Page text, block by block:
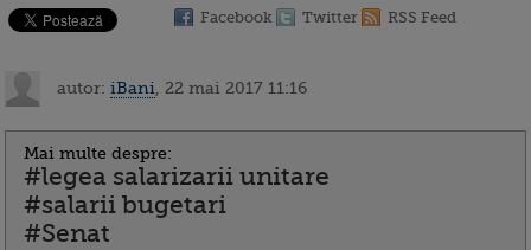
Facebook Twitter RSS Feed
autor: iBani , 22 mai 2017 11:16
Mai multe despre:
#legea salarizarii unitare
#salarii bugetari
#Senat